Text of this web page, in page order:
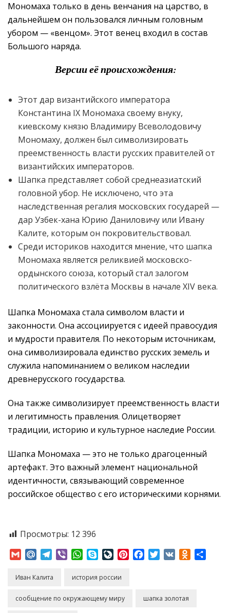
Мономаха только в день венчания на царство, в
дальнейшем он пользовался личным головным
убором — «венцом». Этот венец входил в состав
Большого наряда.
Версии её происхождения:
Этот дар византийского императора
Константина IX Мономаха своему внуку,
киевскому князю Владимиру Всеволодовичу
Мономаху, должен был символизировать
преемственность власти русских правителей от
византийских императоров.
Шапка представляет собой среднеазиатский
головной убор. Не исключено, что эта
наследственная регалия московских государей —
дар Узбек-хана Юрию Даниловичу или Ивану
Калите, которым он покровительствовал.
Среди историков находится мнение, что шапка
Мономаха является реликвией московско-
ордынского союза, который стал залогом
политического взлёта Москвы в начале XIV века.
Шапка Мономаха стала символом власти и
законности. Она ассоциируется с идеей правосудия
и мудрости правителя. По некоторым источникам,
она символизировала единство русских земель и
служила напоминанием о великом наследии
древнерусского государства.
Она также символизирует преемственность власти
и легитимность правления. Олицетворяет
традиции, историю и культурное наследие России.
Шапка Мономаха — это не только драгоценный
артефакт. Это важный элемент национальной
идентичности, связывающий современное
российское общество с его историческими корнями.
Просмотры: 12 396
GmailMail.RuTelegram
Viber WhatsApp
SkypeLiveJournal
PinterestFacebookTwitter
VK
Иван Калита история россии
сообщение по окружающему миру шапка золотая